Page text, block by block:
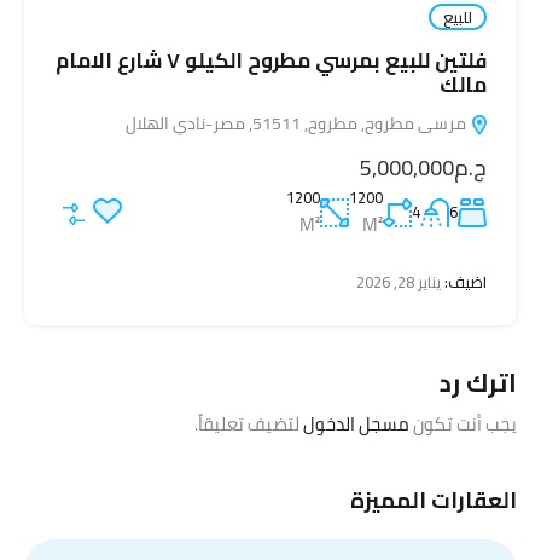
للبيع
فلتين للبيع بمرسي مطروح الكيلو ٧ شارع الامام
مالك
مرسى مطروح, مطروح, 51511, مصر-نادي الهلال
ج.م5,000,000
6
4
1200
M²
1200
M²
اضيف:يناير 28, 2026
اترك رد
يجب أنت تكونمسجل الدخوللتضيف تعليقاً.
العقارات المميزة